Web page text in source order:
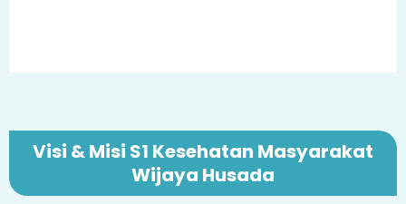
Visi & Misi S1 Kesehatan Masyarakat
Wijaya Husada